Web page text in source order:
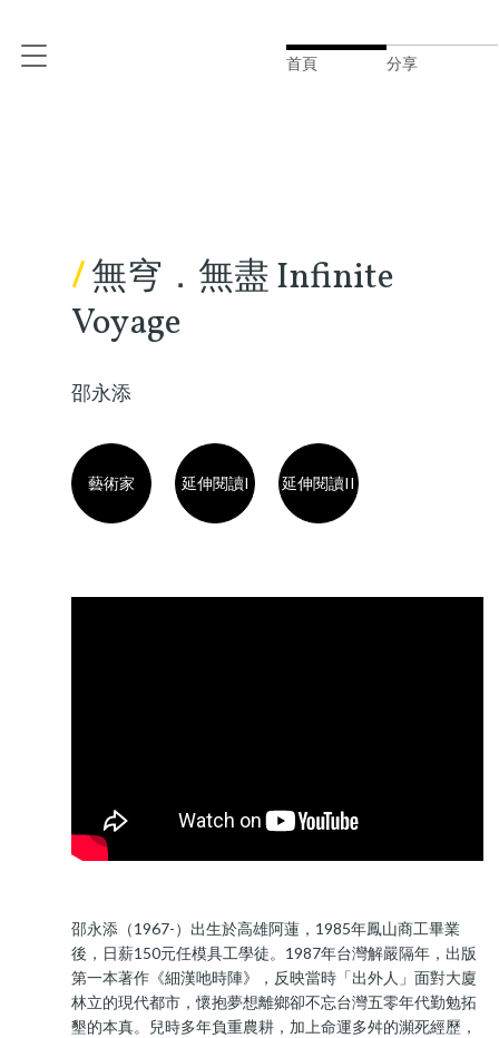
首頁 分享
/無穹．無盡 Infinite
Voyage
邵永添
藝術家 延伸閱讀I 延伸閱讀II
邵永添（1967-）出生於高雄阿蓮，1985年鳳山商工畢業
後，日薪150元任模具工學徒。1987年台灣解嚴隔年，出版
第一本著作《細漢吔時陣》，反映當時「出外人」面對大廈
林立的現代都市，懷抱夢想離鄉卻不忘台灣五零年代勤勉拓
墾的本真。兒時多年負重農耕，加上命運多舛的瀕死經歷，